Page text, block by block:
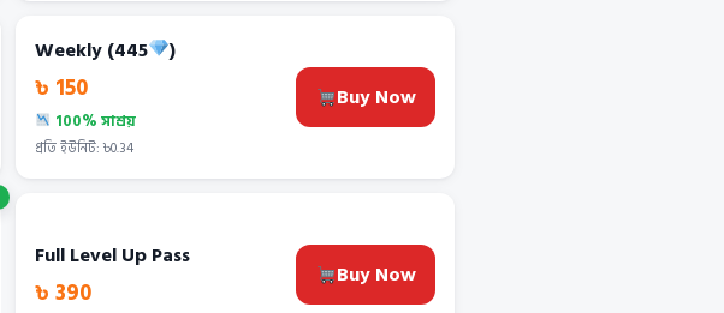
Weekly (445 )
৳ 150
100% সাশ্রয়
প্রতি ইউনিট: ৳0.34
Buy Now
Full Level Up Pass
৳ 390 Buy Now